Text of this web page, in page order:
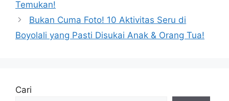
Temukan!
Bukan Cuma Foto! 10 Aktivitas Seru di
Boyolali yang Pasti Disukai Anak & Orang Tua!
Cari